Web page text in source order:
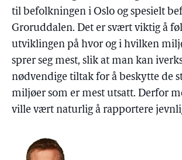
til befolkningen i Oslo og spesielt
Groruddalen. Det er svært viktig å
utviklingen på hvor og i hvilken
sprer seg mest, slik at man kan
nødvendige tiltak for å beskytte de
miljøer som er mest utsatt. Derfor
ville vært naturlig å rapportere